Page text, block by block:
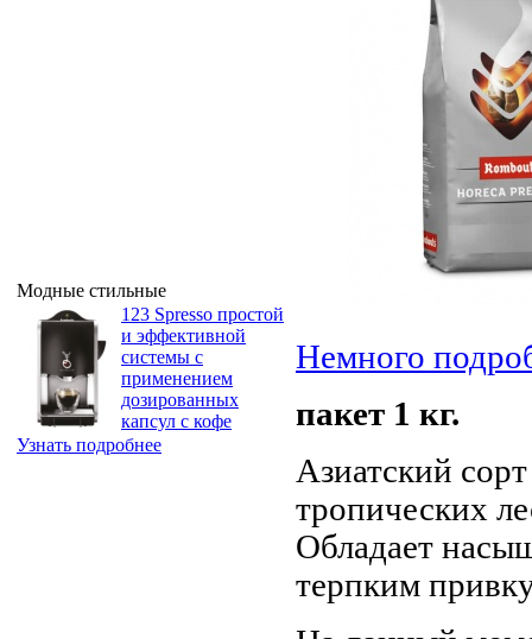
Модные стильные
123 Spresso простой
и эффективной
системы с
применением
дозированных
капсул с кофе
Узнать подробнее
Немного
пакет 1 кг.
Азиатский
тропических
Обладает
терпким